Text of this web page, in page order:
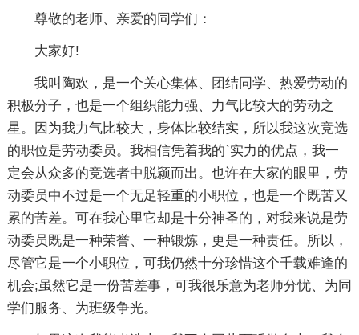
尊敬的老师、亲爱的同学们：
大家好!
我叫陶欢，是一个关心集体、团结同学、热爱劳动的
积极分子，也是一个组织能力强、力气比较大的劳动之
星。因为我力气比较大，身体比较结实，所以我这次竞选
的职位是劳动委员。我相信凭着我的`实力的优点，我一
定会从众多的竞选者中脱颖而出。也许在大家的眼里，劳
动委员中不过是一个无足轻重的小职位，也是一个既苦又
累的苦差。可在我心里它却是十分神圣的，对我来说是劳
动委员既是一种荣誉、一种锻炼，更是一种责任。所以，
尽管它是一个小职位，可我仍然十分珍惜这个千载难逢的
机会;虽然它是一份苦差事，可我很乐意为老师分忧、为同
学们服务、为班级争光。